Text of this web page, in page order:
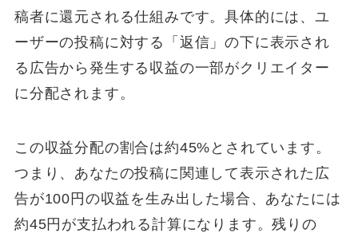
稿者に還元される仕組みです。具体的には、ユ
ーザーの投稿に対する「返信」の下に表示され
る広告から発生する収益の一部がクリエイター
に分配されます。
この収益分配の割合は約45%とされています。
つまり、あなたの投稿に関連して表示された広
告が100円の収益を生み出した場合、あなたには
約45円が支払われる計算になります。残りの